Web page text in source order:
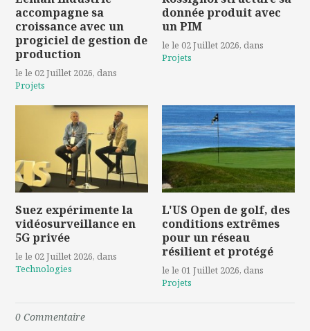
accompagne sa
croissance avec un
progiciel de gestion de
production
le le 02 Juillet 2026, dans
Projets
donnée produit avec
un PIM
le le 02 Juillet 2026, dans
Projets
Suez expérimente la
vidéosurveillance en
5G privée
le le 02 Juillet 2026, dans
Technologies
L'US Open de golf, des
conditions extrêmes
pour un réseau
résilient et protégé
le le 01 Juillet 2026, dans
Projets
0 Commentaire